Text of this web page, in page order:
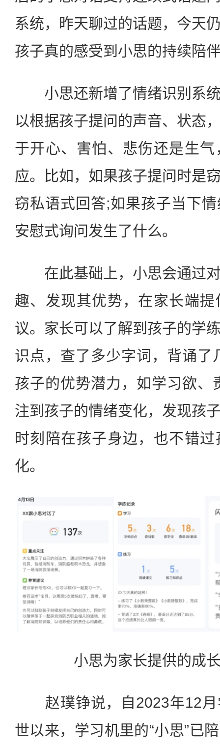
系统，昨天聊过的话题，今天
孩子真的感受到小思的持续陪
小思还新增了情绪识别系统
以根据孩子提问的声音、状态
于开心、害怕、悲伤还是生
应。比如，如果孩子提问时是
窃私语式回答;如果孩子当下
安慰式询问发生了什么。
在此基础上，小思会通过对
趣、发现其优势，在家长端
议。家长可以了解到孩子的学
识点，查了多少字词，背诵了
孩子的优势潜力，如学习欲、
注到孩子的情绪变化，发现孩
时刻陪在孩子身边，也不错
化。
小思为家长提供的成
赵璞铮说，自2023年12月
世以来，学习机里的“小思”已